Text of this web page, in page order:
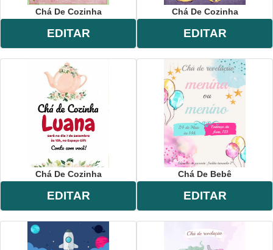
Chá De Cozinha
EDITAR
Chá De Cozinha
EDITAR
Chá De Cozinha
EDITAR
Chá De Bebê
EDITAR